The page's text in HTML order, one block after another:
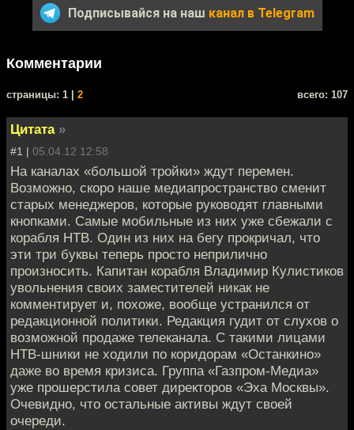
Подписывайся на наш канал в Telegram
Комментарии
cтраницы: 1 | 2 всего: 107
Цитата »
#1 | 05.04.12 12:58
На каналах «большой тройки» ждут перемен.
Возможно, скоро наше медиапространство сменит
старых менеджеров, которые руководят главными
кнопками. Самые мобильные из них уже сбежали с
корабля НТВ. Один из них на бегу прокричал, что
эти три буквы теперь просто неприлично
произносить. Капитан корабля Владимир Кулистиков
увольнения своих заместителей никак не
комментирует и, похоже, вообще устранился от
редакционной политики. Редакция гудит от слухов о
возможной продаже телеканала. С такими лицами
НТВ-шники не ходили по коридорам «Останкино»
даже во время кризиса. Группа «Газпром-Медиа»
уже прошерстила совет директоров «Эха Москвы».
Очевидно, что остальные активы ждут своей
очереди.